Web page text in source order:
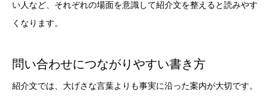
い人など、それぞれの場面を意識して紹介文を整えると読みやす
くなります。
問い合わせにつながりやすい書き方
紹介文では、大げさな言葉よりも事実に沿った案内が大切です。